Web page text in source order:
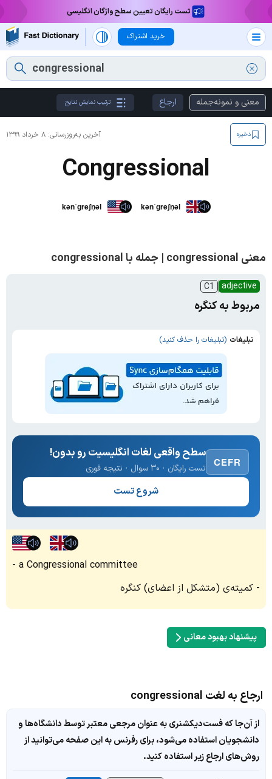
تست رایگان تعیین سطح واژگان انگلیسی
خرید اشتراک
معنی و نمونه‌جمله ارجاع ترتیب نمایش نتایج
آخرین به‌روزرسانی: ۸ خرداد ۱۳۹۹ ذخیره
Congressional
kənˈɡreʃn̩əl kənˈɡreʃn̩əl
معنی congressional | جمله با congressional
adjective
C1
مربوط به کنگره
تبلیغات (تبلیغات را حذف کنید)
CEFR
سطح واقعی لغات انگلیسیت رو بدون!
تست رایگان · ۳۰ سوال · نتیجه فوری
شروع تست
a Congressional committee
کمیته‌ی (متشکل از اعضای) کنگره
پیشنهاد بهبود معانی
ارجاع به لغت congressional
از آن‌جا که فست‌دیکشنری به عنوان مرجعی معتبر توسط دانشگاه‌ها و
دانشجویان استفاده می‌شود، برای رفرنس به این صفحه می‌توانید از
روش‌های ارجاع زیر استفاده کنید.